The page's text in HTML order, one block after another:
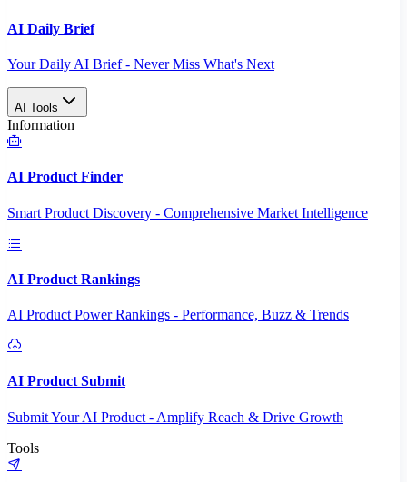
AI Daily Brief
Your Daily AI Brief - Never Miss What's Next
AI Tools
Information
AI Product Finder
Smart Product Discovery - Comprehensive Market Intelligence
AI Product Rankings
AI Product Power Rankings - Performance, Buzz & Trends
AI Product Submit
Submit Your AI Product - Amplify Reach & Drive Growth
Tools